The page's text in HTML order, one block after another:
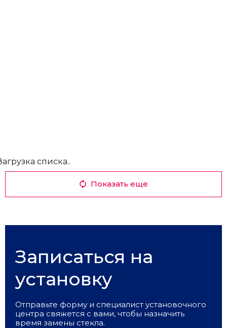
списка..
Показать еще
Записаться на
установку
Отправьте форму и специалист установочного
центра свяжется с вами, чтобы назначить
время замены стекла.